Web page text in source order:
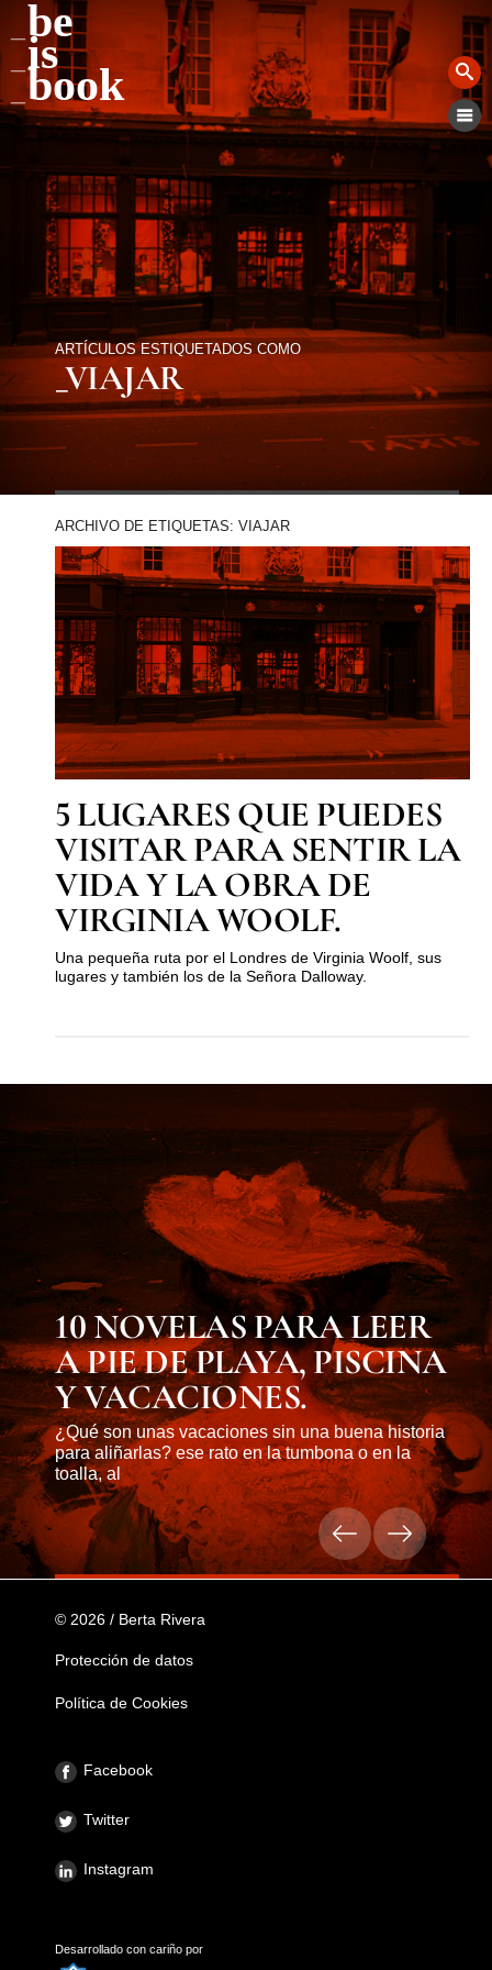
be
is
book
ARTÍCULOS ESTIQUETADOS COMO
_VIAJAR
ARCHIVO DE ETIQUETAS: VIAJAR
5 LUGARES QUE PUEDES
VISITAR PARA SENTIR LA
VIDA Y LA OBRA DE
VIRGINIA WOOLF.
Una pequeña ruta por el Londres de Virginia Woolf, sus
lugares y también los de la Señora Dalloway.
10 NOVELAS PARA LEER
A PIE DE PLAYA, PISCINA
Y VACACIONES.
¿Qué son unas vacaciones sin una buena historia
para aliñarlas? ese rato en la tumbona o en la
toalla, al
© 2026 / Berta Rivera
Protección de datos
Política de Cookies
Facebook
Twitter
Instagram
Desarrollado con cariño por